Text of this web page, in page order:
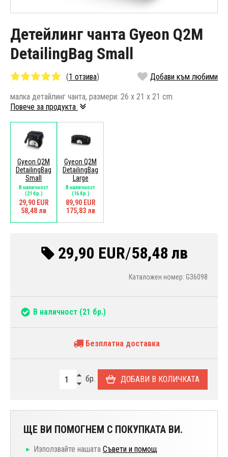
Детейлинг чанта Gyeon Q2M
DetailingBag Small
(1 отзива) Добави към любими
малка детайлинг чанта, размери: 26 x 21 x 21 cm
Повече за продукта
Gyeon Q2M
DetailingBag
Small
В наличност
(21 бр.)
29,90 EUR
58,48 лв
Gyeon Q2M
DetailingBag
Large
В наличност
(16 бр.)
89,90 EUR
175,83 лв
29,90 EUR/58,48 лв
Каталожен номер: G36098
В наличност (21 бр.)
Безплатна доставка
бр. ДОБАВИ В КОЛИЧКАТА
ЩЕ ВИ ПОМОГНЕМ С ПОКУПКАТА ВИ.
Използвайте нашата Съвети и помощ